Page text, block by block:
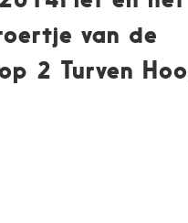
van de
2 Turven